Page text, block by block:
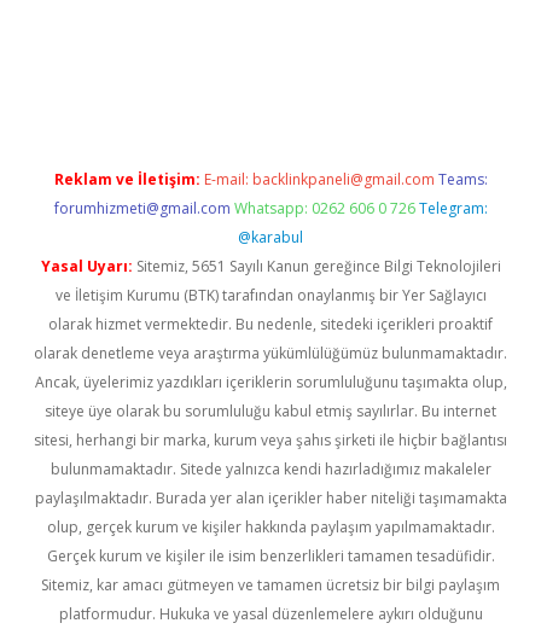
Reklam ve İletişim: E-mail: backlinkpaneli@gmail.com Teams:
forumhizmeti@gmail.com Whatsapp: 0262 606 0 726 Telegram:
@karabul
Yasal Uyarı: Sitemiz, 5651 Sayılı Kanun gereğince Bilgi Teknolojileri
ve İletişim Kurumu (BTK) tarafından onaylanmış bir Yer Sağlayıcı
olarak hizmet vermektedir. Bu nedenle, sitedeki içerikleri proaktif
olarak denetleme veya araştırma yükümlülüğümüz bulunmamaktadır.
Ancak, üyelerimiz yazdıkları içeriklerin sorumluluğunu taşımakta olup,
siteye üye olarak bu sorumluluğu kabul etmiş sayılırlar. Bu internet
sitesi, herhangi bir marka, kurum veya şahıs şirketi ile hiçbir bağlantısı
bulunmamaktadır. Sitede yalnızca kendi hazırladığımız makaleler
paylaşılmaktadır. Burada yer alan içerikler haber niteliği taşımamakta
olup, gerçek kurum ve kişiler hakkında paylaşım yapılmamaktadır.
Gerçek kurum ve kişiler ile isim benzerlikleri tamamen tesadüfidir.
Sitemiz, kar amacı gütmeyen ve tamamen ücretsiz bir bilgi paylaşım
platformudur. Hukuka ve yasal düzenlemelere aykırı olduğunu